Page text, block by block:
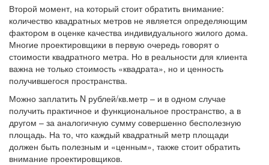
Второй момент, на который стоит обратить внимание:
количество квадратных метров не является определяющим
фактором в оценке качества индивидуального жилого дома.
Многие проектировщики в первую очередь говорят о
стоимости квадратного метра. Но в реальности для клиента
важна не только стоимость «квадрата», но и ценность
получившегося пространства.
Можно заплатить N рублей/кв.метр – и в одном случае
получить практичное и функциональное пространство, а в
другом – за аналогичную сумму совершенно бесполезную
площадь. На то, что каждый квадратный метр площади
должен быть полезным и «ценным», также стоит обратить
внимание проектировщиков.